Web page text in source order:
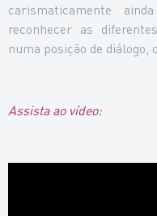
carismaticamente
reconhecer as
numa posição de diálogo,
Assista ao vídeo: